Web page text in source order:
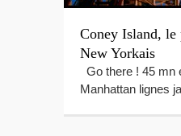
Coney Island, le
New Yorkais
Go there ! 45 mn
Manhattan lignes